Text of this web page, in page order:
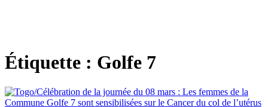
Étiquette : Golfe 7